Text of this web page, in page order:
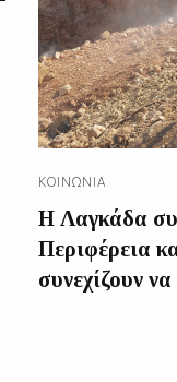
ΚΟΙΝΩΝΊΑ
Η Λαγκάδα
Περιφέρεια
συνεχίζουν